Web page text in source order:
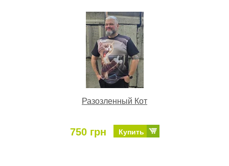
Разозленный Кот
750 грн Купить